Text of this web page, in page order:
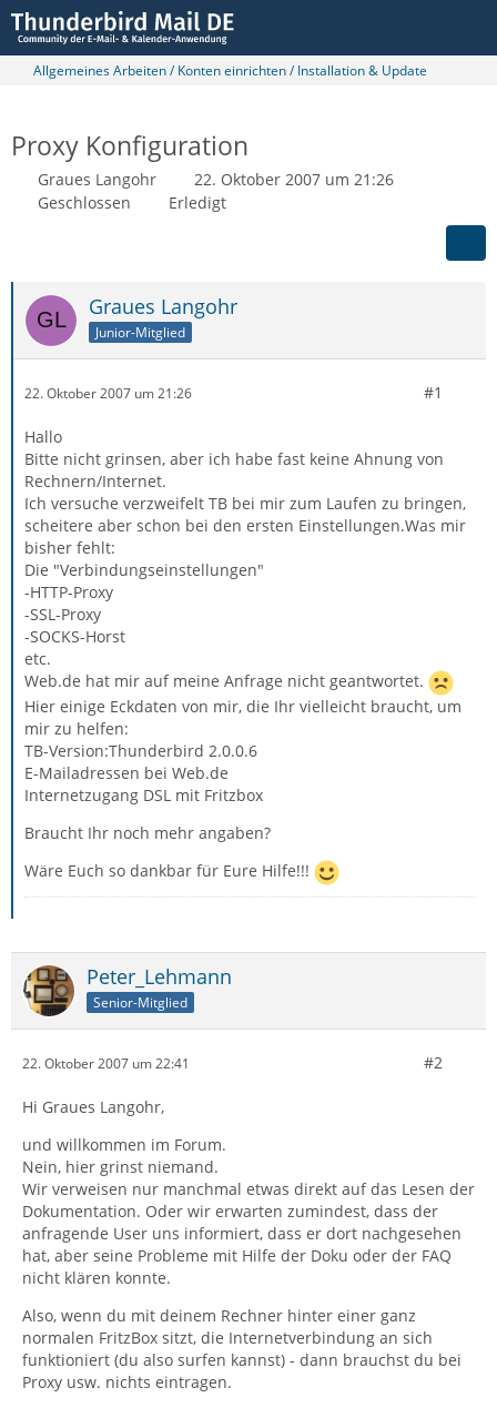
Allgemeines Arbeiten / Konten einrichten / Installation & Update
Proxy Konfiguration
Graues Langohr
22. Oktober 2007 um 21:26
Geschlossen
Erledigt
Graues Langohr
Junior-Mitglied
22. Oktober 2007 um 21:26 #1
Hallo
Bitte nicht grinsen, aber ich habe fast keine Ahnung von
Rechnern/Internet.
Ich versuche verzweifelt TB bei mir zum Laufen zu bringen,
scheitere aber schon bei den ersten Einstellungen.Was mir
bisher fehlt:
Die "Verbindungseinstellungen"
-HTTP-Proxy
-SSL-Proxy
-SOCKS-Horst
etc.
Web.de hat mir auf meine Anfrage nicht geantwortet.
Hier einige Eckdaten von mir, die Ihr vielleicht braucht, um
mir zu helfen:
TB-Version:Thunderbird 2.0.0.6
E-Mailadressen bei Web.de
Internetzugang DSL mit Fritzbox
Braucht Ihr noch mehr angaben?
Wäre Euch so dankbar für Eure Hilfe!!!
Peter_Lehmann
Senior-Mitglied
22. Oktober 2007 um 22:41 #2
Hi Graues Langohr,
und willkommen im Forum.
Nein, hier grinst niemand.
Wir verweisen nur manchmal etwas direkt auf das Lesen der
Dokumentation. Oder wir erwarten zumindest, dass der
anfragende User uns informiert, dass er dort nachgesehen
hat, aber seine Probleme mit Hilfe der Doku oder der FAQ
nicht klären konnte.
Also, wenn du mit deinem Rechner hinter einer ganz
normalen FritzBox sitzt, die Internetverbindung an sich
funktioniert (du also surfen kannst) - dann brauchst du bei
Proxy usw. nichts eintragen.